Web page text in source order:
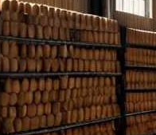
И Опоры Для
Сада